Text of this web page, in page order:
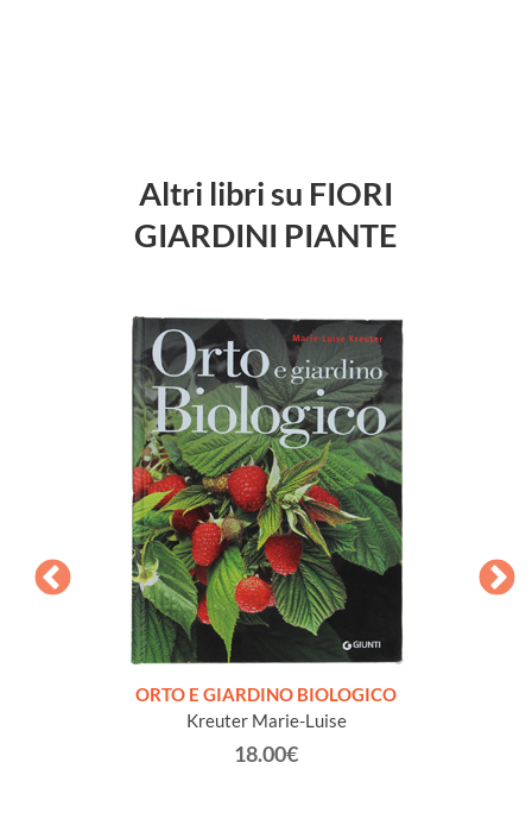
Altri libri su FIORI
GIARDINI PIANTE
ORTO E GIARDINO BIOLOGICO
Kreuter Marie-Luise
18.00€